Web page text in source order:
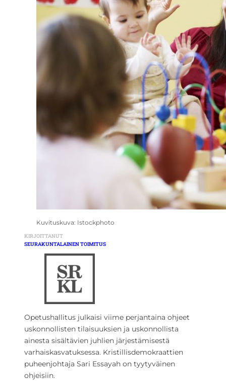
Kuvituskuva: Istockphoto
KIRJOITTANUT
SEURAKUNTALAINEN TOIMITUS
Opetushallitus julkaisi viime perjantaina ohjeet
uskonnollisten tilaisuuksien ja uskonnollista
ainesta sisältävien juhlien järjestämisestä
varhaiskasvatuksessa. Kristillisdemokraattien
puheenjohtaja Sari Essayah on tyytyväinen
ohjeisiin.